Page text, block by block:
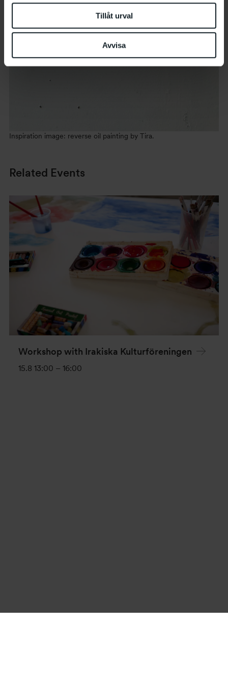
Tillåt urval
Avvisa
Inspiration image: reverse oil painting by Tira.
Related Events
Workshop with Irakiska Kulturföreningen
15.8 13:00 – 16:00